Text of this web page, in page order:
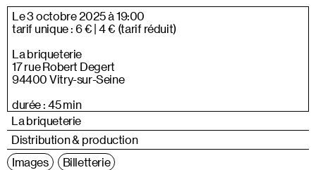
Le 3 octobre 2025 à 19:00
tarif unique : 6 € | 4 € (tarif réduit)
La briqueterie
17 rue Robert Degert
94400 Vitry-sur-Seine
durée : 45 min
La briqueterie
Distribution & production
Images
Billetterie